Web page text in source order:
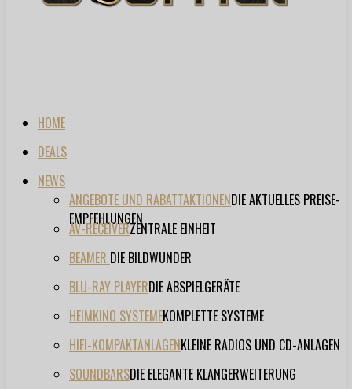
HOME
DEALS
NEWS
ANGEBOTE UND RABATTAKTIONENDIE AKTUELLES PREISE-
EMPFEHLUNGEN
AV-RECEIVERZENTRALE EINHEIT
BEAMER DIE BILDWUNDER
BLU-RAY PLAYERDIE ABSPIELGERÄTE
HEIMKINO SYSTEMEKOMPLETTE SYSTEME
HIFI-KOMPAKTANLAGENKLEINE RADIOS UND CD-ANLAGEN
SOUNDBARSDIE ELEGANTE KLANGERWEITERUNG